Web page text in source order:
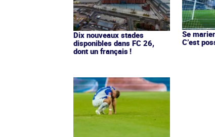
Dix nouveaux stades
disponibles dans FC 26,
dont un français !
Se
C’est